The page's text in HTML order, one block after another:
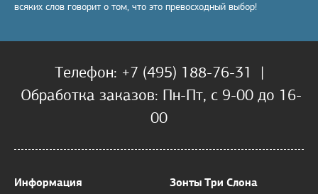
всяких слов говорит о том, что это превосходный выбор!
Телефон: +7 (495) 188-76-31 |
Обработка заказов: Пн-Пт, с 9-00 до 16-
00
Информация Зонты Три Слона